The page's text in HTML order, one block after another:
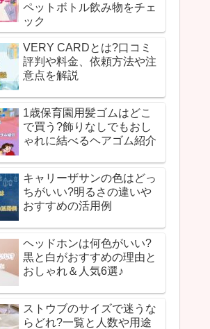
ペットボトル飲み物をチェ
ック
VERY CARDとは?口コミ
評判や料金、依頼方法や注
意点を解説
1歳保育園用髪ゴムはどこ
で買う?飾りなしでもおし
ゃれに結べるヘアゴム紹介
キャリーザサンの色はどっ
ちがいい?明るさの違いや
おすすめの活用例
ヘッドホンは何色がいい?
黒と白がおすすめの理由と
おしゃれ＆人気6選♪
ストウブのサイズで迷うな
らどれ?一覧と人数や用途